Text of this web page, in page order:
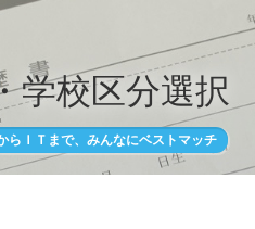
学校区分選択
らＩＴまで、みんなにベストマッチ